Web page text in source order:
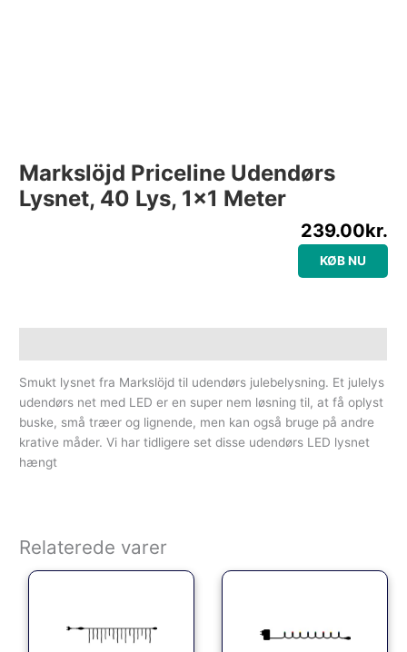
Markslöjd Priceline Udendørs
Lysnet, 40 Lys, 1×1 Meter
239.00kr.
KØB NU
Smukt lysnet fra Markslöjd til udendørs julebelysning. Et julelys
udendørs net med LED er en super nem løsning til, at få oplyst
buske, små træer og lignende, men kan også bruge på andre
krative måder. Vi har tidligere set disse udendørs LED lysnet
hængt
Relaterede varer